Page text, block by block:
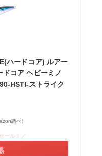
ハードコア) ルアー
コア ヘビーミノ
HSTI-ストライク
調べ）
ール！／